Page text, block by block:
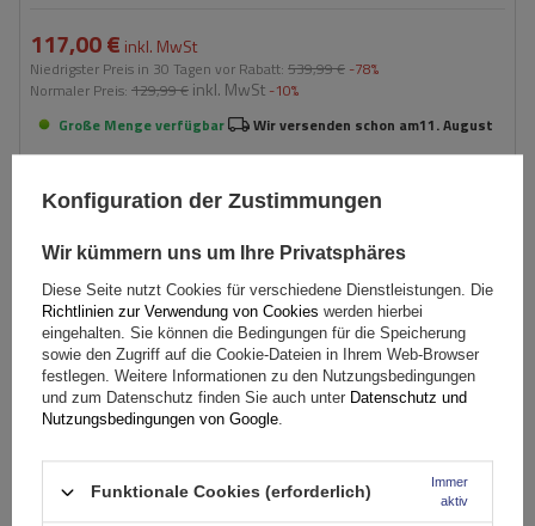
117,00 € inkl. MwSt
Niedrigster Preis in 30 Tagen vor Rabatt: 539,99 € -78%
Normaler Preis: 129,99 € inkl. MwSt -10%
Große Menge verfügbar
Wir versenden schon am11. August
Warenkorb
Konfiguration der Zustimmungen
Wir kümmern uns um Ihre Privatsphäres
Diese Seite nutzt Cookies für verschiedene Dienstleistungen. Die
Richtlinien zur Verwendung von Cookies werden hierbei
eingehalten. Sie können die Bedingungen für die Speicherung
sowie den Zugriff auf die Cookie-Dateien in Ihrem Web-Browser
festlegen. Weitere Informationen zu den Nutzungsbedingungen
und zum Datenschutz finden Sie auch unter Datenschutz und
Nutzungsbedingungen von Google.
Funktionale Cookies (erforderlich)
Immer
aktiv